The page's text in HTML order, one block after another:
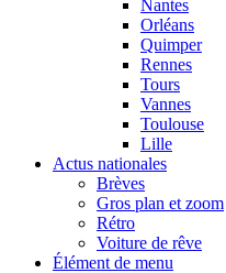
Nantes
Orléans
Quimper
Rennes
Tours
Vannes
Toulouse
Lille
Actus nationales
Brèves
Gros plan et zoom
Rétro
Voiture de rêve
Élément de menu